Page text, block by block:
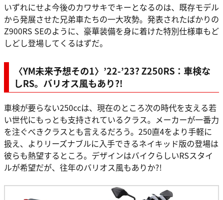
いずれにせよ今後のカワサキでキーとなるのは、既存モデル
から発展させた兄弟車たちの一大攻勢。発表されたばかりの
Z900RS SEのように、豪華装備を身に着けた特別仕様車もど
しどし登場してくるはずだ。
〈YM未来予想その1〉’22-’23? Z250RS：車検な
しRS。バリオス風もあり?!
車検が要らない250ccは、現在のところ次の時代を支える若
い世代にもっとも支持されているクラス。メーカーが一番力
を注ぐべきクラスとも言えるだろう。250直4をより手軽に
扱え、よりリーズナブルに入手できるネイキッド版の登場は
彼らも熱望するところ。デザインはバイクらしいRSスタイ
ルが希望だが、往年のバリオス風もありか?!